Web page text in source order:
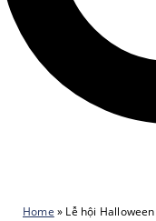
Home » Lễ hội Halloween